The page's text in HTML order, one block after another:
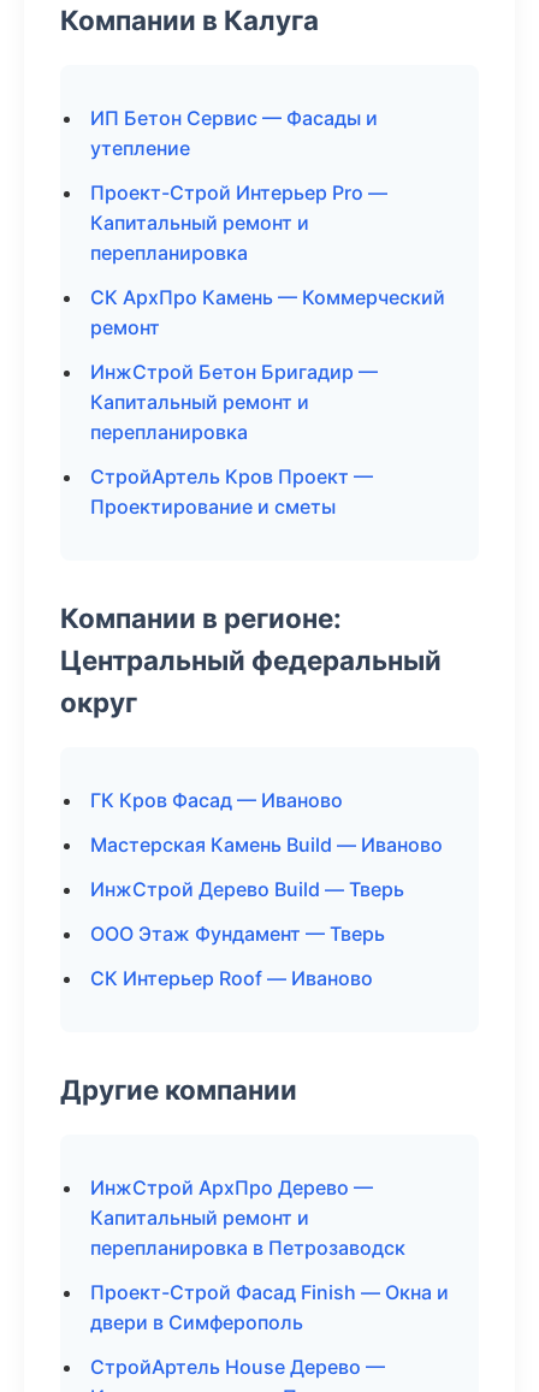
Компании в Калуга
ИП Бетон Сервис — Фасады и
утепление
Проект-Строй Интерьер Pro —
Капитальный ремонт и
перепланировка
СК АрхПро Камень — Коммерческий
ремонт
ИнжСтрой Бетон Бригадир —
Капитальный ремонт и
перепланировка
СтройАртель Кров Проект —
Проектирование и сметы
Компании в регионе:
Центральный федеральный
округ
ГК Кров Фасад — Иваново
Мастерская Камень Build — Иваново
ИнжСтрой Дерево Build — Тверь
ООО Этаж Фундамент — Тверь
СК Интерьер Roof — Иваново
Другие компании
ИнжСтрой АрхПро Дерево —
Капитальный ремонт и
перепланировка в Петрозаводск
Проект-Строй Фасад Finish — Окна и
двери в Симферополь
СтройАртель House Дерево —